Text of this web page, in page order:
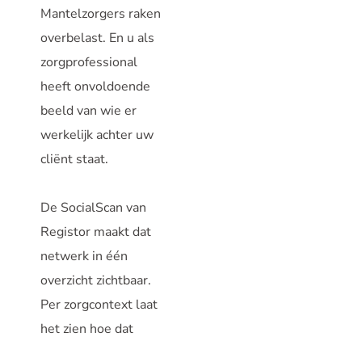
Mantelzorgers raken
overbelast. En u als
zorgprofessional
heeft onvoldoende
beeld van wie er
werkelijk achter uw
cliënt staat.
De SocialScan van
Registor maakt dat
netwerk in één
overzicht zichtbaar.
Per zorgcontext laat
het zien hoe dat